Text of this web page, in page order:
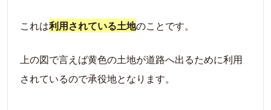
これは利用されている土地のことです。
上の図で言えば黄色の土地が道路へ出るために利用
されているので承役地となります。